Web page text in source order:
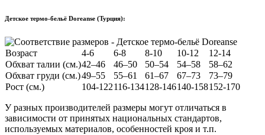
Детское термо-бельё Doreanse (Турция):
Возраст 4-6 6-8 8-10 10-12
12-14
Обхват талии (см.)42–46 46–50 50–54 54–58
58–62
Обхват груди (см.)49–55 55–61 61–67 67–73
73–79
Рост (см.)
104-122116-134128-146140-158152-170
У разных производителей размеры могут отличаться в
зависимости от принятых национальных стандартов,
используемых материалов, особенностей кроя и т.п.